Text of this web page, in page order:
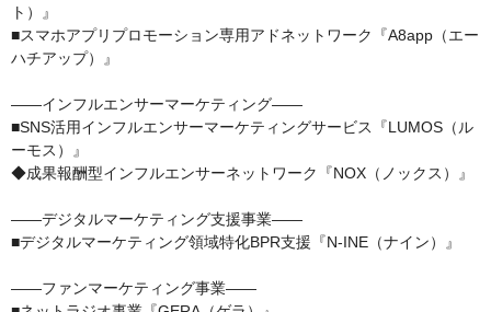
ト）』
■スマホアプリプロモーション専用アドネットワーク『A8app（エー
ハチアップ）』
――インフルエンサーマーケティング――
■SNS活用インフルエンサーマーケティングサービス『LUMOS（ル
ーモス）』
◆成果報酬型インフルエンサーネットワーク『NOX（ノックス）』
――デジタルマーケティング支援事業――
■デジタルマーケティング領域特化BPR支援『N-INE（ナイン）』
――ファンマーケティング事業――